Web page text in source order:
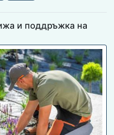
и поддръжка на